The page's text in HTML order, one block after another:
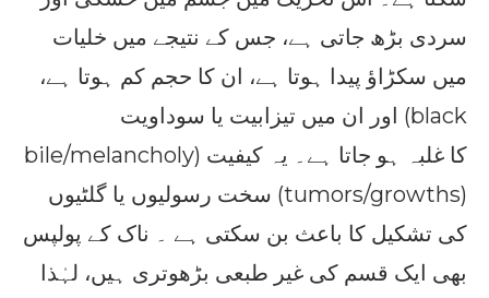
سردی بڑھ جاتی ہے، جس کے نتیجے میں خلیات
میں سکڑاؤ پیدا ہوتا ہے، ان کا حجم کم ہوتا ہے،
اور ان میں تیزابیت یا سوداویت (black
bile/melancholy) کا غلبہ ہو جاتا ہے۔ یہ کیفیت
سخت رسولیوں یا گلٹیوں (tumors/growths)
کی تشکیل کا باعث بن سکتی ہے ۔ ناک کے پولپس
بھی ایک قسم کی غیر طبعی بڑھوتری ہیں، لہٰذا